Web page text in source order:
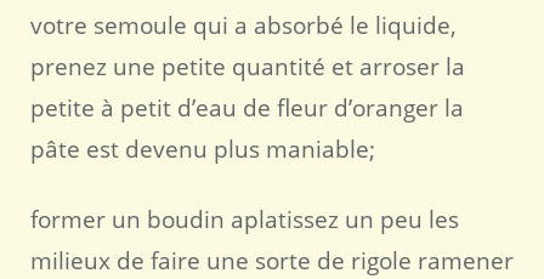
votre semoule qui a absorbé le liquide,
prenez une petite quantité et arroser la
petite à petit d’eau de fleur d’oranger la
pâte est devenu plus maniable;
former un boudin aplatissez un peu les
milieux de faire une sorte de rigole ramener